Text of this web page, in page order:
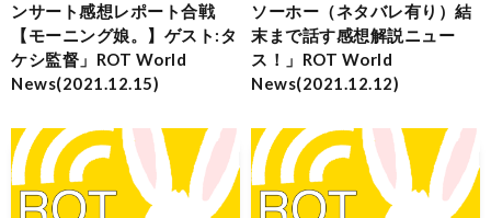
ンサート感想レポート合戦
【モーニング娘。】ゲスト:タ
ケシ監督」ROT World
News(2021.12.15)
ソーホー（ネタバレ有り）結
末まで話す感想解説ニュー
ス！」ROT World
News(2021.12.12)